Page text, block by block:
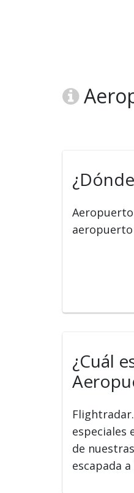
aeropuerto
¿Cuál
especiales
de
escapada